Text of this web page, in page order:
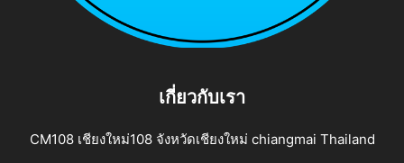
เกี่ยวกับเรา
CM108 เชียงใหม่108 จังหวัดเชียงใหม่ chiangmai Thailand